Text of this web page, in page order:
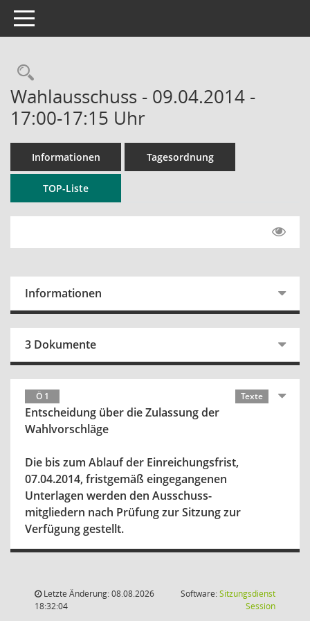
Toggle navigation
Rechercheauswahl
Wahlausschuss - 09.04.2014 -
17:00-17:15 Uhr
Informationen Tagesordnung
TOP-Liste
Informationen
3 Dokumente
Ö 1 Texte
Entscheidung über die Zulassung der
Wahlvorschläge
Die bis zum Ablauf der Einreichungsfrist,
07.04.2014, fristgemäß eingegangenen
Unterlagen werden den Ausschuss-
mitgliedern nach Prüfung zur Sitzung zur
Verfügung gestellt.
Letzte Änderung: 08.08.2026
18:32:04
Software:Sitzungsdienst
Session(Wird in